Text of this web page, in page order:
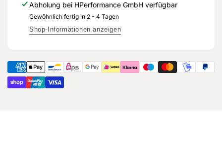
Original
Ersatzteil
für
-
Original
Ersatzteil
RS3
Sportback
Abholung bei HPerformance GmbH verfügbar
Gewöhnlich fertig in 2 - 4 Tagen
Shop-Informationen anzeigen